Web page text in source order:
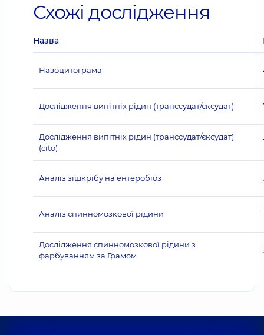
Схожі дослідження
Назва
Назоцитограма
Дослідження випітніх рідин (транссудат/єксудат)
Дослідження випітніх рідин (транссудат/єксудат)
(cito)
Аналіз зішкрібу на ентеробіоз
Аналіз спинномозкової рідини
Дослідження спинномозкової рідини з
фарбуванням за Грамом